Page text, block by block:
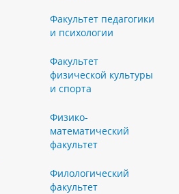
Факультет педагогики
и психологии
Факультет
физической культуры
и спорта
Физико-
математический
факультет
Филологический
факультет